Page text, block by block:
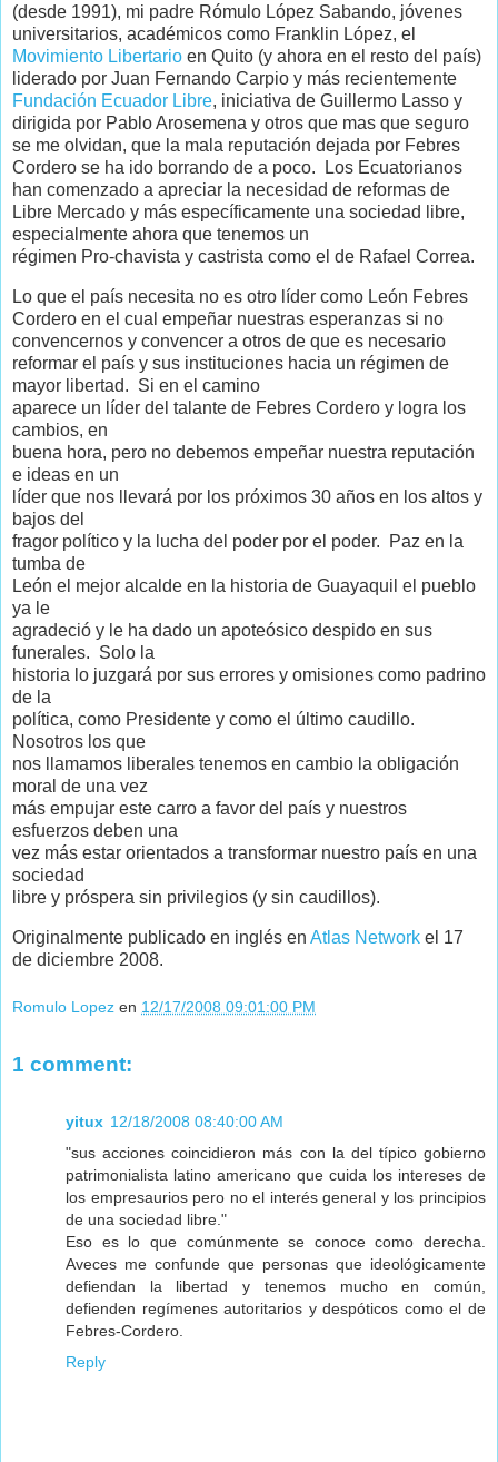
(desde 1991), mi padre Rómulo López Sabando, jóvenes
universitarios, académicos como Franklin López, el
Movimiento Libertario en Quito (y ahora en el resto del país)
liderado por Juan Fernando Carpio y más recientemente
Fundación Ecuador Libre, iniciativa de Guillermo Lasso y
dirigida por Pablo Arosemena y otros que mas que seguro
se me olvidan, que la mala reputación dejada por Febres
Cordero se ha ido borrando de a poco. Los Ecuatorianos
han comenzado a apreciar la necesidad de reformas de
Libre Mercado y más específicamente una sociedad libre,
especialmente ahora que tenemos un
régimen Pro-chavista y castrista como el de Rafael Correa.
Lo que el país necesita no es otro líder como León Febres
Cordero en el cual empeñar nuestras esperanzas si no
convencernos y convencer a otros de que es necesario
reformar el país y sus instituciones hacia un régimen de
mayor libertad. Si en el camino
aparece un líder del talante de Febres Cordero y logra los
cambios, en
buena hora, pero no debemos empeñar nuestra reputación
e ideas en un
líder que nos llevará por los próximos 30 años en los altos y
bajos del
fragor político y la lucha del poder por el poder. Paz en la
tumba de
León el mejor alcalde en la historia de Guayaquil el pueblo
ya le
agradeció y le ha dado un apoteósico despido en sus
funerales. Solo la
historia lo juzgará por sus errores y omisiones como padrino
de la
política, como Presidente y como el último caudillo.
Nosotros los que
nos llamamos liberales tenemos en cambio la obligación
moral de una vez
más empujar este carro a favor del país y nuestros
esfuerzos deben una
vez más estar orientados a transformar nuestro país en una
sociedad
libre y próspera sin privilegios (y sin caudillos).
Originalmente publicado en inglés en Atlas Network el 17
de diciembre 2008.
Romulo Lopez en 12/17/2008 09:01:00 PM
1 comment:
yitux 12/18/2008 08:40:00 AM
"sus acciones coincidieron más con la del típico gobierno
patrimonialista latino americano que cuida los intereses de
los empresaurios pero no el interés general y los principios
de una sociedad libre."
Eso es lo que comúnmente se conoce como derecha.
Aveces me confunde que personas que ideológicamente
defiendan la libertad y tenemos mucho en común,
defienden regímenes autoritarios y despóticos como el de
Febres-Cordero.
Reply